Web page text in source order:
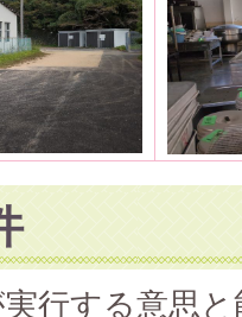
行する意思